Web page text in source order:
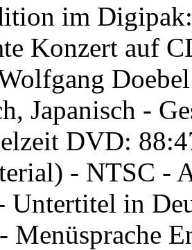
im Digipak:
Konzert auf
Japanisch -
DVD:
- NTSC -
Untertitel in
Menüsprache